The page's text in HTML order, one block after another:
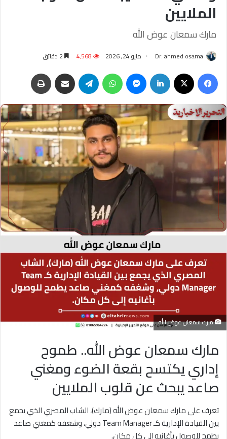
الملايين
مارك سمعان عوض الله
Dr. ahmed osama مايو 24, 2026 4٬568
مارك سمعان عوض الله
مارك سمعان عوض الله.. طموح
إداري يكتسح بقعة الضوء ومغني
صاعد يبحث عن قلوب الملايين
تعرف على مارك سمعان عوض الله (مارك)، الشاب المصري الذي يجمع
بين القيادة الإدارية كـ Team Manager دولي، وشغفه كمغني صاعد
يطمح للوصول بأغانيه إلى كل مكان.